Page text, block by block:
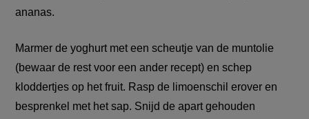
ananas.
Marmer de yoghurt met een scheutje van de muntolie
(bewaar de rest voor een ander recept) en schep
kloddertjes op het fruit. Rasp de limoenschil erover en
besprenkel met het sap. Snijd de apart gehouden